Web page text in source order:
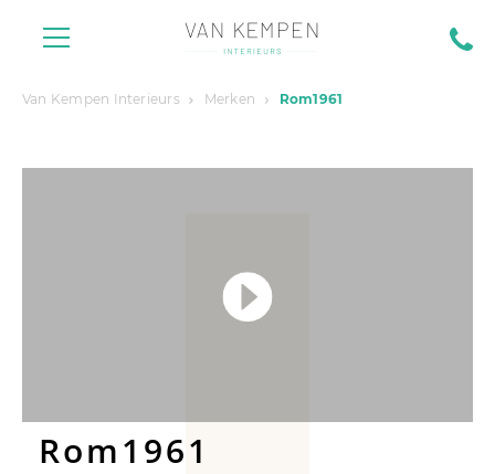
Van Kempen Interieurs Merken Rom1961
Rom1961